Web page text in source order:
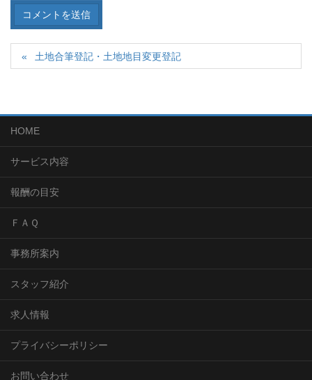
土地合筆登記・土地地目変更登記
HOME
サービス内容
報酬の目安
ＦＡＱ
事務所案内
スタッフ紹介
求人情報
プライバシーポリシー
お問い合わせ